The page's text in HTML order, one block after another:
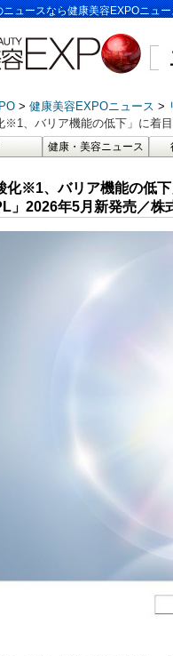
ニュースなら健康美容EXPOニュ
健康美容EXPOニュース
※1、バリア機能の低下」に着
健康・美容ニュース
化※1、バリア機能の低
」​2026年5月新発売​／株